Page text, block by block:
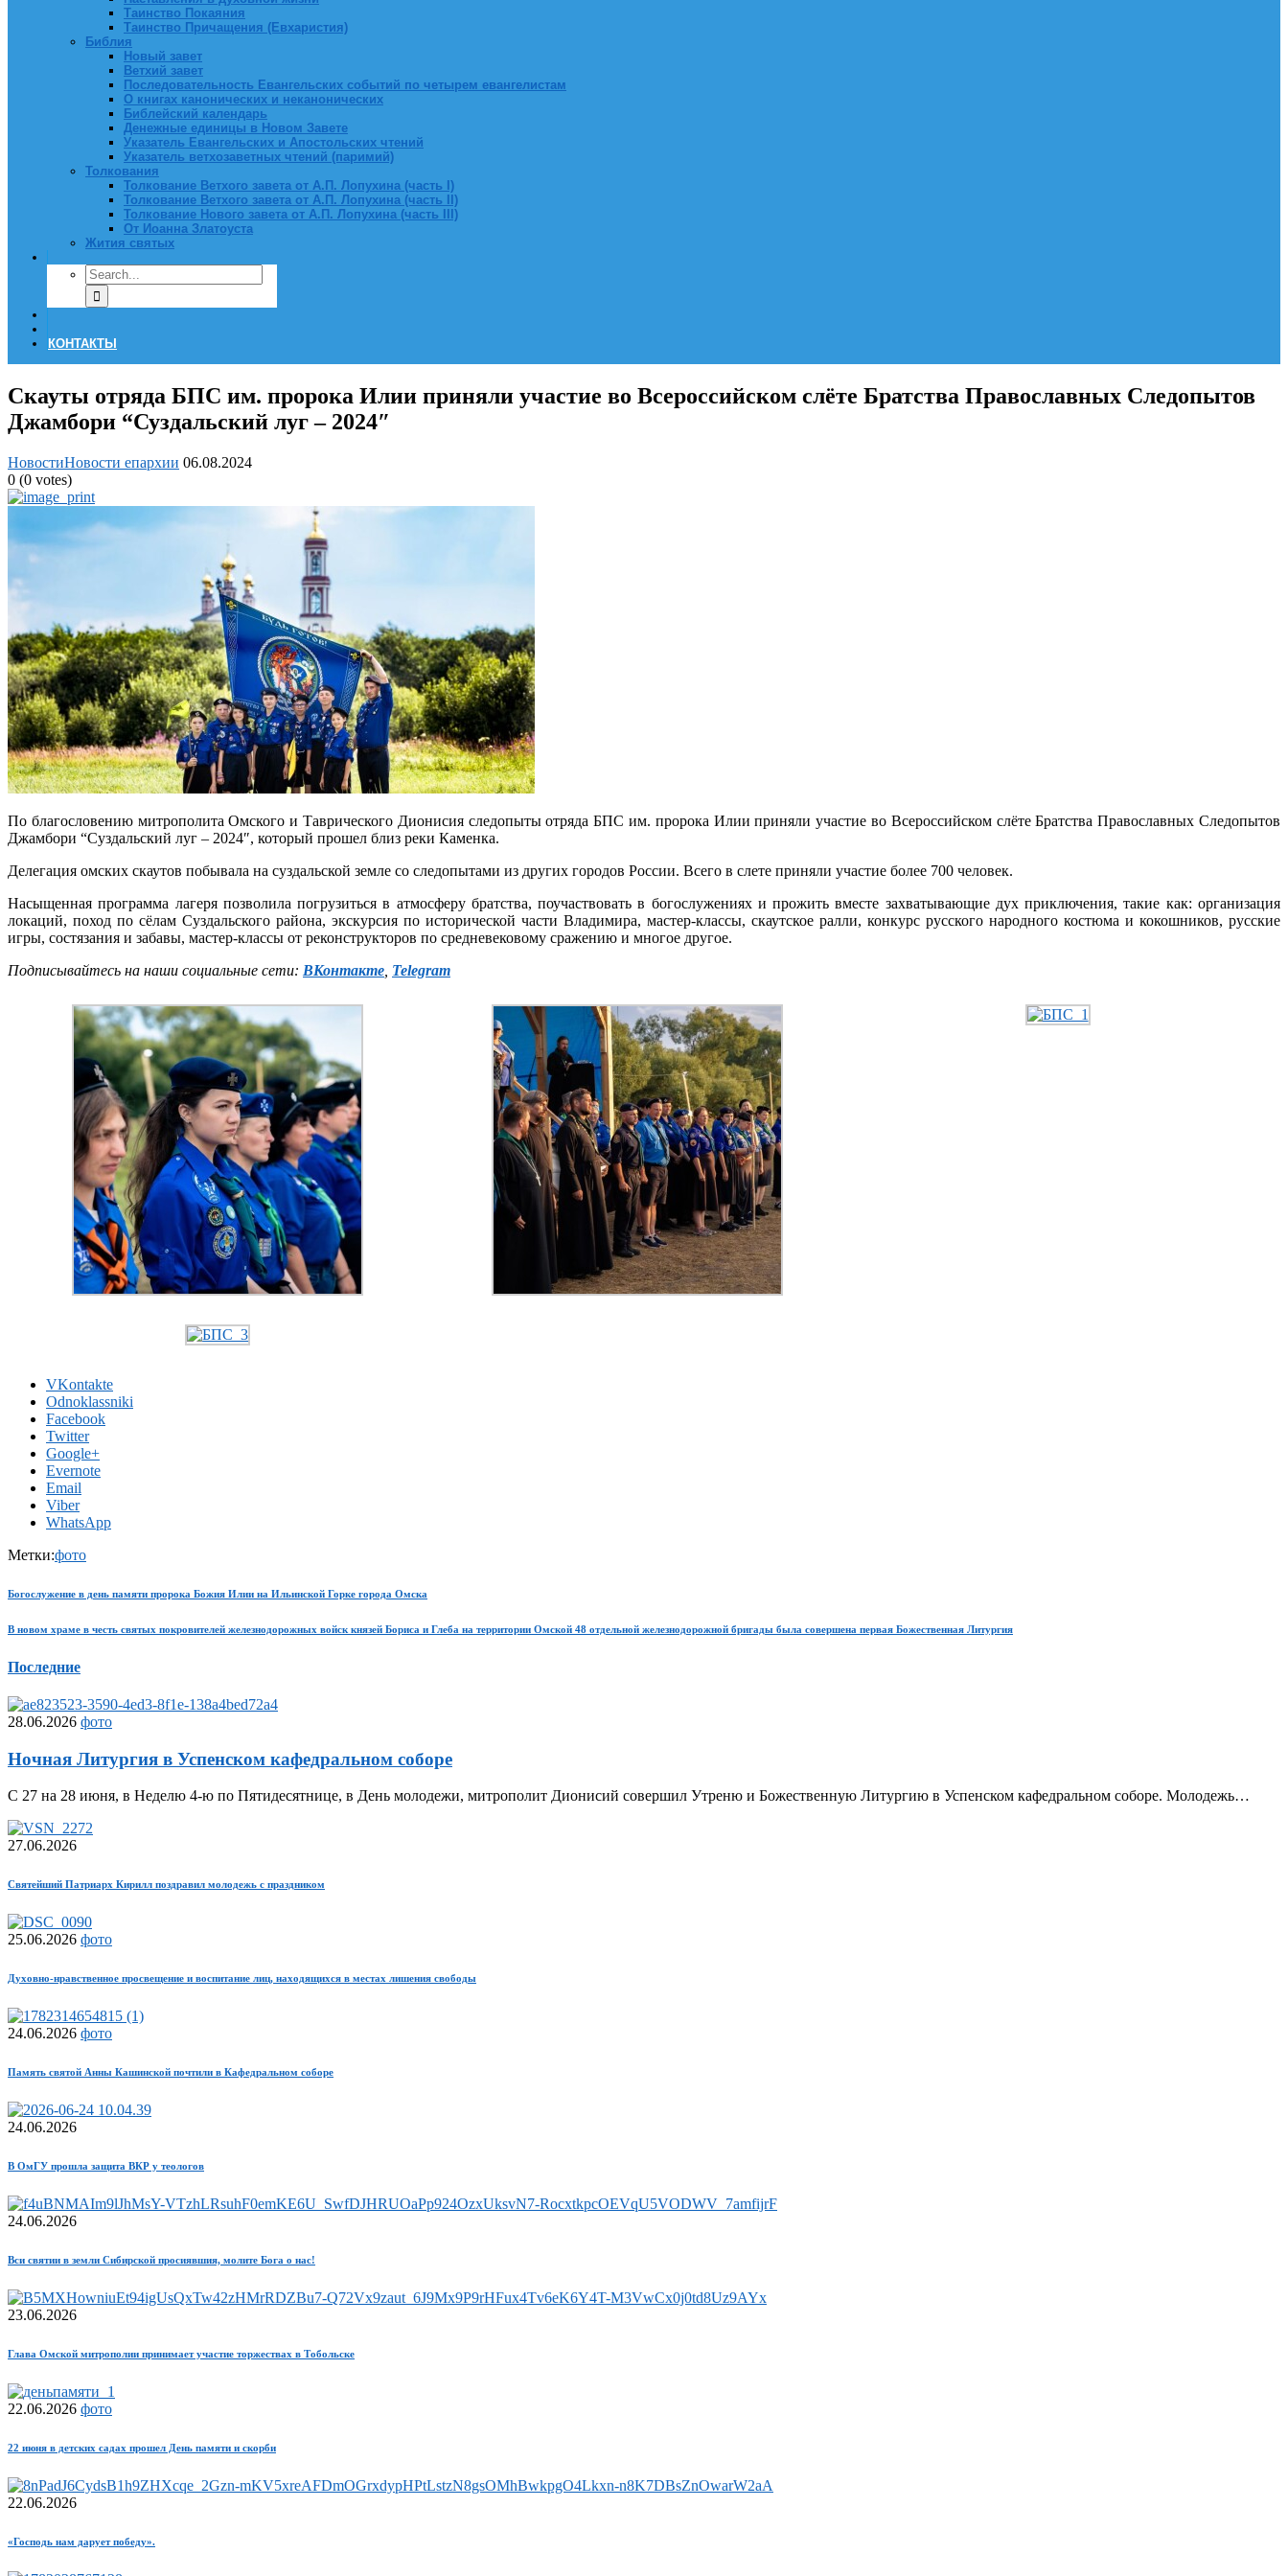
Таинство Покаяния
Таинство Причащения (Евхаристия)
Библия
Новый завет
Ветхий завет
Последовательность Евангельских событий по четырем евангелистам
О книгах канонических и неканонических
Библейский календарь
Денежные единицы в Новом Завете
Указатель Евангельских и Апостольских чтений
Указатель ветхозаветных чтений (паримий)
Толкования
Толкование Ветхого завета от А.П. Лопухина (часть I)
Толкование Ветхого завета от А.П. Лопухина (часть II)
Толкование Нового завета от А.П. Лопухина (часть III)
От Иоанна Златоуста
Жития святых
КОНТАКТЫ
Скауты отряда БПС им. пророка Илии приняли участие во Всероссийском слёте Братства Православных Следопытов
Джамбори “Суздальский луг – 2024″
НовостиНовости епархии 06.08.2024
0 (0 votes)
По благословению митрополита Омского и Таврического Дионисия следопыты отряда БПС им. пророка Илии приняли участие во Всероссийском слёте Братства Православных Следопытов
Джамбори “Суздальский луг – 2024″, который прошел близ реки Каменка.
Делегация омских скаутов побывала на суздальской земле со следопытами из других городов России. Всего в слете приняли участие более 700 человек.
Насыщенная программа лагеря позволила погрузиться в атмосферу братства, поучаствовать в богослужениях и прожить вместе захватывающие дух приключения, такие как: организация
локаций, поход по сёлам Суздальского района, экскурсия по исторической части Владимира, мастер-классы, скаутское ралли, конкурс русского народного костюма и кокошников, русские
игры, состязания и забавы, мастер-классы от реконструкторов по средневековому сражению и многое другое.
Подписывайтесь на наши социальные сети: ВКонтакте Telegram
VKontakte
Odnoklassniki
Facebook
Twitter
Google+
Evernote
Email
Viber
WhatsApp
Метки:фото
Богослужение в день памяти пророка Божия Илии на Ильинской Горке города Омска
В новом храме в честь святых покровителей железнодорожных войск князей Бориса и Глеба на территории Омской 48 отдельной железнодорожной бригады была совершена первая Божественная Литургия
Последние
28.06.2026 фото
Ночная Литургия в Успенском кафедральном соборе
С 27 на 28 июня, в Неделю 4-ю по Пятидесятнице, в День молодежи, митрополит Дионисий совершил Утреню и Божественную Литургию в Успенском кафедральном соборе. Молодежь…
27.06.2026
Святейший Патриарх Кирилл поздравил молодежь с праздником
25.06.2026 фото
Духовно-нравственное просвещение и воспитание лиц, находящихся в местах лишения свободы
24.06.2026 фото
Память святой Анны Кашинской почтили в Кафедральном соборе
24.06.2026
В ОмГУ прошла защита ВКР у теологов
24.06.2026
Вси святии в земли Сибирской просиявшия, молите Бога о нас!
23.06.2026
Глава Омской митрополии принимает участие торжествах в Тобольске
22.06.2026 фото
22 июня в детских садах прошел День памяти и скорби
22.06.2026
«Господь нам дарует победу».